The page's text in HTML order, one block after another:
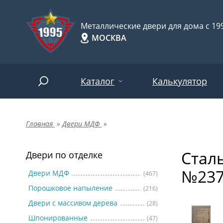
Металлические двери для дома с
МОСКВА
Каталог
Двери по отделке
Двери по назначению
Двери по особенностям
Калькулятор
Главная » Двери МДФ »
Двери по отделке
Двери МДФ (467)
Порошковое напыление (216)
Двери с массивом дерева (28)
Шпонированные (47)